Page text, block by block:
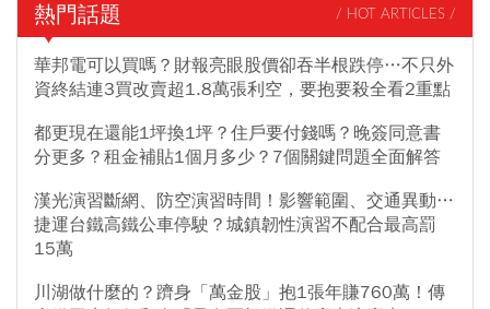
熱門話題 / HOT ARTICLES /
華邦電可以買嗎？財報亮眼股價卻吞半根跌停…不只外
資終結連3買改賣超1.8萬張利空，要抱要殺全看2重點
都更現在還能1坪換1坪？住戶要付錢嗎？晚簽同意書
分更多？租金補貼1個月多少？7個關鍵問題全面解答
漢光演習斷網、防空演習時間！影響範圍、交通異動…
捷運台鐵高鐵公車停駛？城鎮韌性演習不配合最高罰
15萬
川湖做什麼的？躋身「萬金股」抱1張年賺760萬！傳